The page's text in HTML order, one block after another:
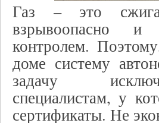
Газ – это
взрывоопасно и
контролем.
доме систему
задачу
специалистам, у
сертификаты. Не